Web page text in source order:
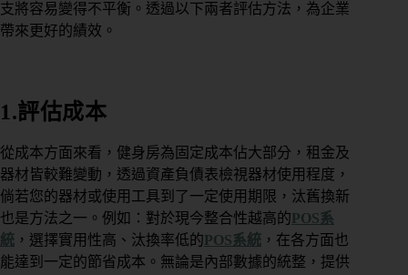
支將容易變得不平衡。透過以下兩者評估方法，為企業
帶來更好的績效。
1.評估成本
從成本方面來看，健身房為固定成本佔大部分，租金及
器材皆較難變動，透過資產負債表檢視器材使用程度，
倘若您的器材或使用工具到了一定使用期限，汰舊換新
也是方法之一。例如：對於現今整合性越高的POS系
統 ，選擇實用性高、汰換率低的POS系統 ，在各方面也
能達到一定的節省成本。無論是內部數據的統整，提供